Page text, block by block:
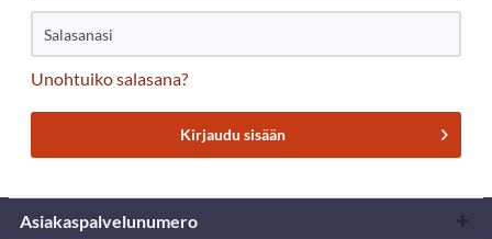
Unohtuiko salasana?
Kirjaudu sisään
Asiakaspalvelunumero